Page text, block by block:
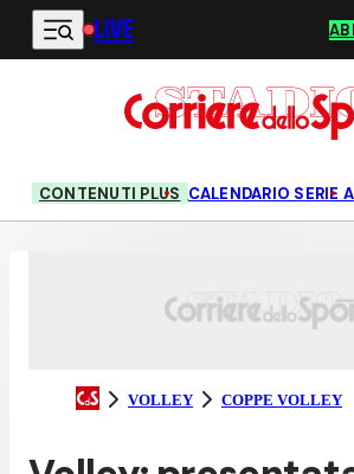
Vai al contenuto principale
LIVE
CONTENUTI PLUS CALENDARIO SERIE A
VOLLEY COPPE VOLLEY